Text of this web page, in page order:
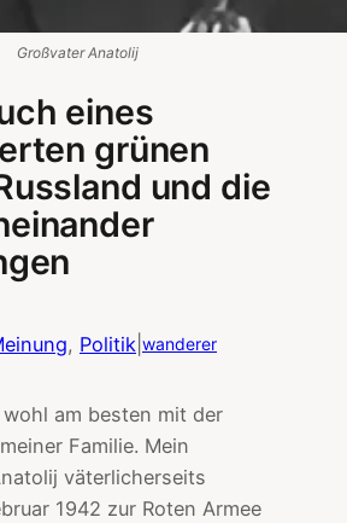
Großvater Anatolij
eines
grünen
und die
, Politik wanderer
am besten mit der
Familie. Mein
väterlicherseits
1942 zur Roten Armee